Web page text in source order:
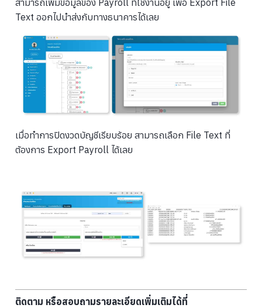
Text ออกไปนำส่งกับทางธนาคารได้เลย
เมื่อทำการปิดงวดบัญชีเรียบร้อย สามารถเลือก File Text ที่
ต้องการ Export Payroll ได้เลย
ติดตาม หรือสอบถามรายละเอียดเพิ่มเติมได้ที่